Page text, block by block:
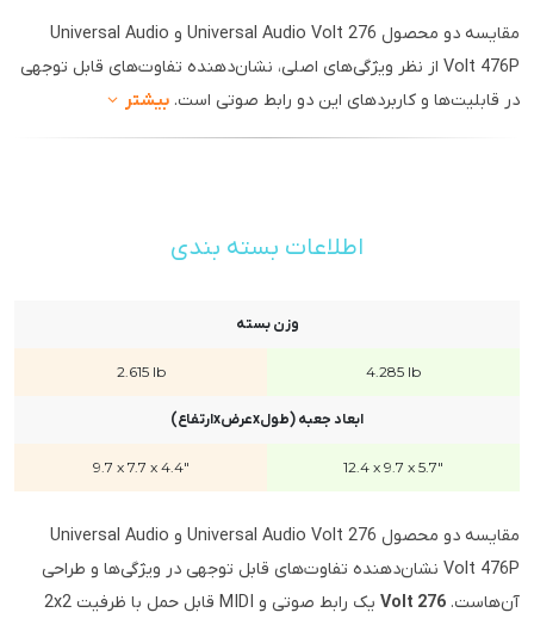
مقایسه دو محصول Universal Audio Volt 276 و Universal Audio
Volt 476P از نظر ویژگی‌های اصلی، نشان‌دهنده تفاوت‌های قابل توجهی
در قابلیت‌ها و کاربردهای این دو رابط صوتی است. بیشتر
اطلاعات بسته بندی
وزن بسته
4.285 lb
2.615 lb
ابعاد جعبه (طولxعرضxارتفاع)
12.4 x 9.7 x 5.7"
9.7 x 7.7 x 4.4"
مقایسه دو محصول Universal Audio Volt 276 و Universal Audio
Volt 476P نشان‌دهنده تفاوت‌های قابل توجهی در ویژگی‌ها و طراحی
آن‌هاست. Volt 276 یک رابط صوتی و MIDI قابل حمل با ظرفیت 2x2